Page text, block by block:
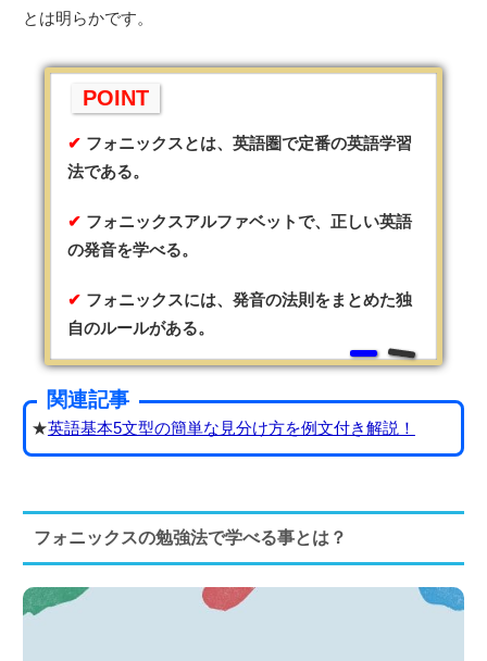
とは明らかです。
POINT
フォニックスとは、英語圏で定番の英語学習
法である。
フォニックスアルファベットで、正しい英語
の発音を学べる。
フォニックスには、発音の法則をまとめた独
自のルールがある。
関連記事
★英語基本5文型の簡単な見分け方を例文付き解説！
フォニックスの勉強法で学べる事とは？